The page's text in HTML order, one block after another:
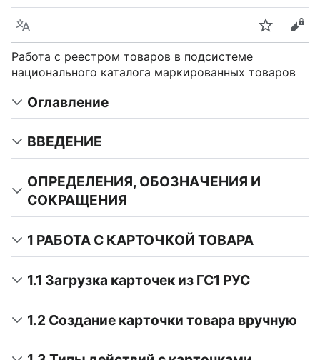
Язык Следить
Работа с реестром товаров в подсистеме
национального каталога маркированных товаров
Оглавление
ВВЕДЕНИЕ
ОПРЕДЕЛЕНИЯ, ОБОЗНАЧЕНИЯ И
СОКРАЩЕНИЯ
1 РАБОТА С КАРТОЧКОЙ ТОВАРА
1.1 Загрузка карточек из ГС1 РУС
1.2 Создание карточки товара вручную